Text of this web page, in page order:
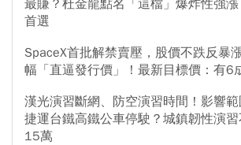
最賺？杜金龍點名「這檔」爆炸性強
首選
SpaceX首批解禁賣壓，股價不跌反暴
幅「直逼發行價」！最新目標價：有6
漢光演習斷網、防空演習時間！影響
捷運台鐵高鐵公車停駛？城鎮韌性演
15萬